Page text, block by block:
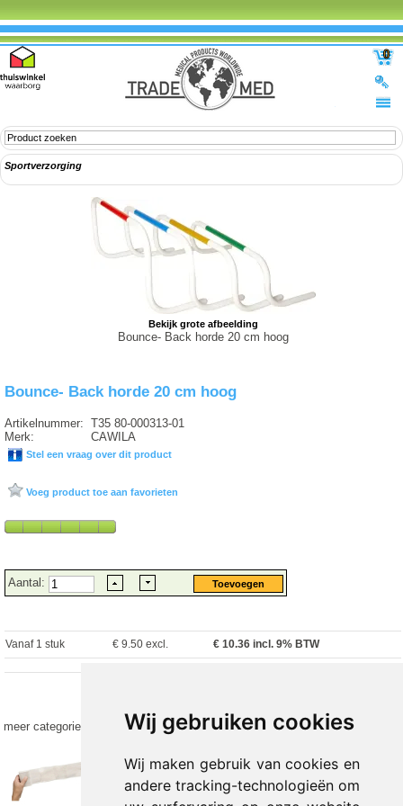
Wij gebruiken cookies
Wij maken gebruik van cookies en
andere tracking-technologieën om
0
Sportverzorging
Bekijk grote afbeelding
Bounce- Back horde 20 cm hoog
Bounce- Back horde 20 cm hoog
Artikelnummer:
Merk:
T35 80-000313-01
CAWILA
Stel een vraag over dit product
Voeg product toe aan favorieten
Aantal:
Vanaf 1 stuk € 9.50 excl. €10.36 incl. 9% BTW
meer categorieën